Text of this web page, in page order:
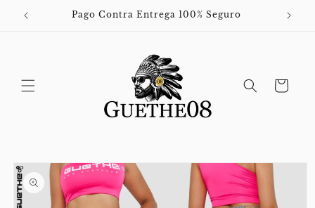
directamentePago Contra Entrega 100% Seguro
Carrito
directamente
a la
información
del producto